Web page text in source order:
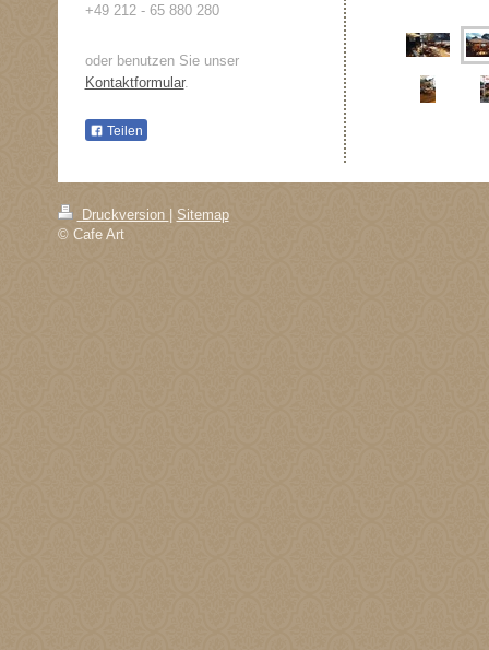
+49 212 - 65 880 280
oder benutzen Sie unser
Kontaktformular.
Teilen
Druckversion
Sitemap
© Cafe Art